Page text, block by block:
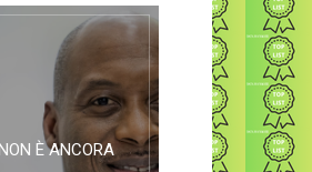
È ANCORA